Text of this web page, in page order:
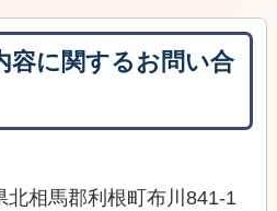
容に関するお問い合
北相馬郡利根町布川841-1